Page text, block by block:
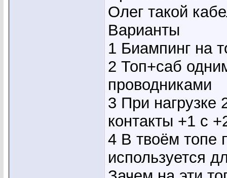
Олег такой
Варианты
1 Биампинг на
2 Топ+саб
проводниками
3 При нагрузке
контакты +1 с
4 В твоём топе
используется